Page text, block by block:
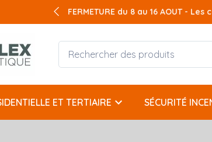
FERMETURE du 8 au 16 AOUT -
ET TERTIAIRE keyboard_arrow_down SÉCURITÉ